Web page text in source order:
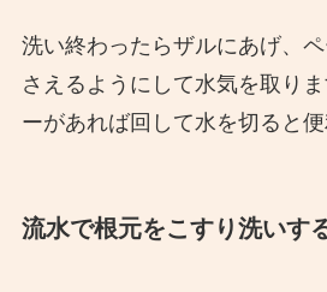
洗い終わったらザルにあげ、
さえるようにして水気を取り
ーがあれば回して水を切ると便
流水で根元をこすり洗いす